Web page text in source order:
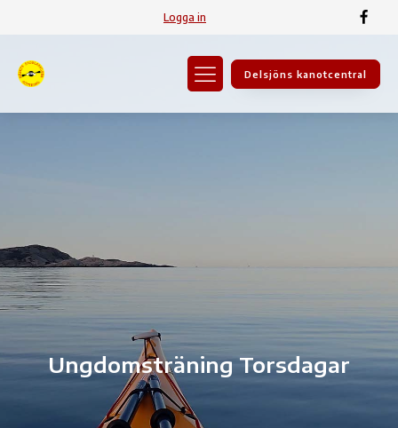
Logga in
Delsjöns kanotcentral
Ungdomsträning Torsdagar